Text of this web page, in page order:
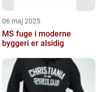
06 maj 2025
MS fuge i moderne
byggeri er alsidig